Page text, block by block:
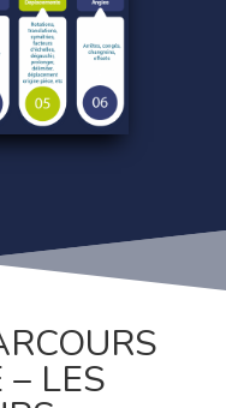
– LES